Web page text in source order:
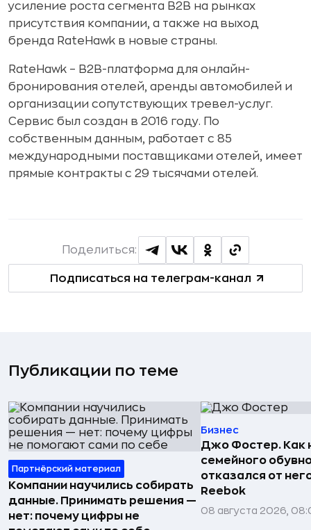
усиление роста сегмента B2B на рынках
присутствия компании, а также на выход
бренда RateHawk в новые страны.
RateHawk – B2B-платформа для онлайн-
бронирования отелей, аренды автомобилей и
организации сопутствующих тревел-услуг.
Сервис был создан в 2016 году. По
собственным данным, работает с 85
международными поставщиками отелей, имеет
прямые контракты с 29 тысячами отелей.
Подписаться на телеграм-канал
Поделиться:
Публикации по теме
Партнёрский материал
Компании научились собирать
данные. Принимать решения —
нет: почему цифры не
Бизнес
Джо Фостер. Как
семейного
отказался от
Reebok
08 августа 2026,